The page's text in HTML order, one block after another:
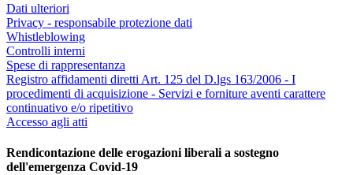
Dati ulteriori
Privacy - responsabile protezione dati
Whistleblowing
Controlli interni
Spese di rappresentanza
Registro affidamenti diretti Art. 125 del D.lgs 163/2006 - I
procedimenti di acquisizione - Servizi e forniture aventi carattere
continuativo e/o ripetitivo
Accesso agli atti
Rendicontazione delle erogazioni liberali a sostegno
dell'emergenza Covid-19